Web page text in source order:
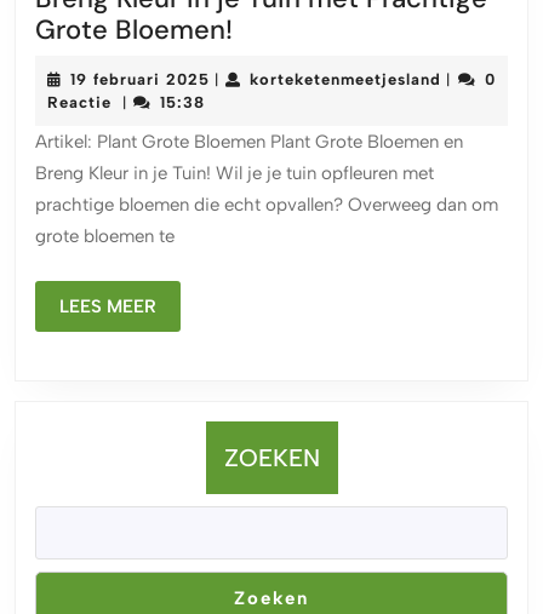
Grote Bloemen!
in
Tuin
met
Prachtige
19 februari 2025 19
korteketenmeetjesland
0
Reactie
15:38
Artikel: Plant Grote Bloemen Plant Grote Bloemen en
Breng Kleur in je Tuin! Wil je je tuin opfleuren met
prachtige bloemen die echt opvallen? Overweeg dan om
grote bloemen te
LEES MEER
MEER
ZOEKEN
Zoeken